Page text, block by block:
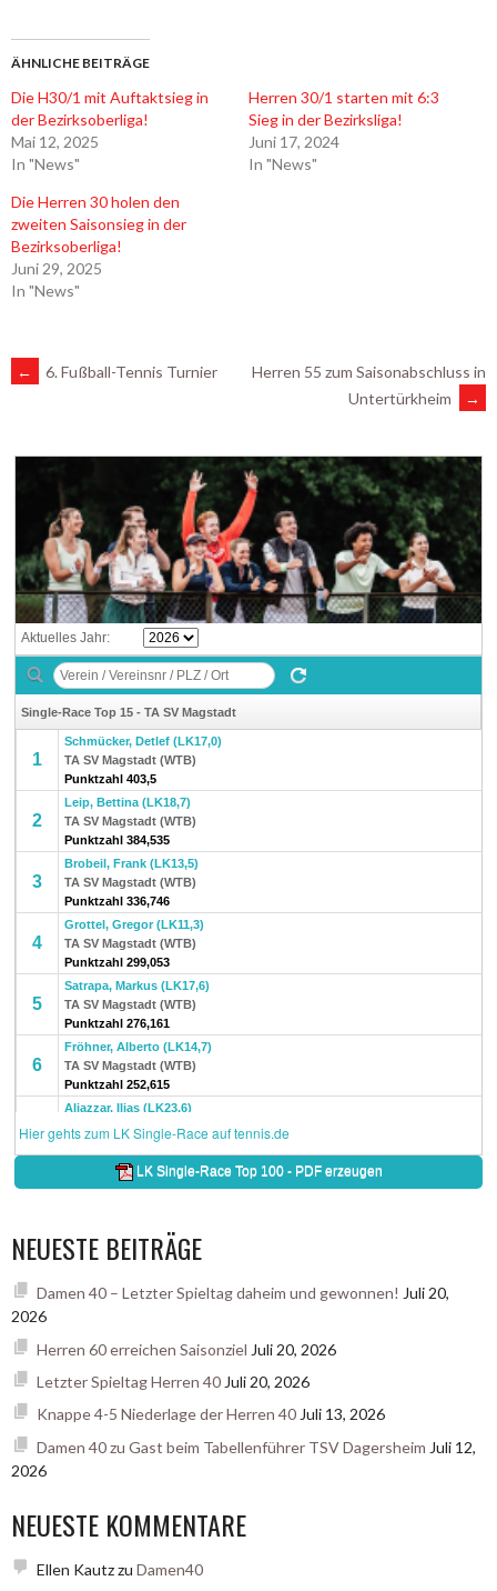
ÄHNLICHE BEITRÄGE
Die H30/1 mit Auftaktsieg in
der Bezirksoberliga!
Mai 12, 2025
In "News"
Herren 30/1 starten mit 6:3
Sieg in der Bezirksliga!
Juni 17, 2024
In "News"
Die Herren 30 holen den
zweiten Saisonsieg in der
Bezirksoberliga!
Juni 29, 2025
In "News"
ARTIKEL-
NAVIGATION
← 6. Fußball-Tennis Turnier
Herren 55 zum Saisonabschluss in
Untertürkheim
→
NEUESTE BEITRÄGE
Damen 40 – Letzter Spieltag daheim und gewonnen! Juli 20,
2026
Herren 60 erreichen Saisonziel Juli 20, 2026
Letzter Spieltag Herren 40 Juli 20, 2026
Knappe 4-5 Niederlage der Herren 40Juli 13, 2026
Damen 40 zu Gast beim Tabellenführer TSV Dagersheim Juli 12,
2026
NEUESTE KOMMENTARE
Ellen Kautzzu Damen40